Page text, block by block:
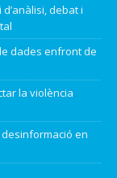
debat i
dades enfront de
la violència
desinformació en